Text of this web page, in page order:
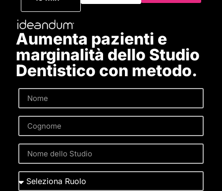
Aumenta pazienti e
marginalità dello Studio
Dentistico con metodo.